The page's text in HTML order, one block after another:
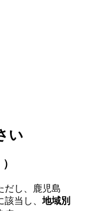
い
だし、鹿児島
当し、 地域別